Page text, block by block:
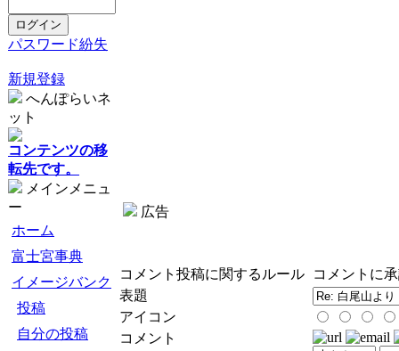
パスワード紛失
新規登録
へんぽらいネ
ット
コンテンツの移
転先です。
メインメニュ
ー
ホーム
富士宮事典
イメージバンク
投稿
自分の投稿
広告
コメント投稿に関するルール
コメントに
表題
アイコン
コメント